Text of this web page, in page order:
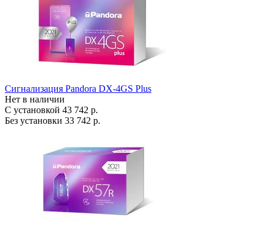
Сигнализация Pandora DX-4GS Plus
Нет в наличии
С установкой 43 742 р.
Без установки 33 742 р.